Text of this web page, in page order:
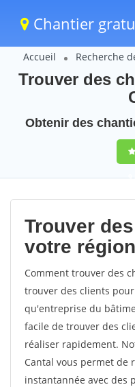
Chantier
Accueil Recherche
Trouver des
Obtenir des
Trouver
votre
Comment trouver des
trouver des clients
qu'entreprise du
facile de trouver des
réaliser rapidement.
Cantal vous permet de
instantannée avec des